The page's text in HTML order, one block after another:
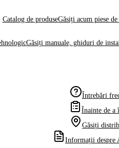
Catalog de produseGăsiți acum piese
Găsiți manuale, ghiduri de
Întrebări
Înainte de a
Găsiți
Informații despre